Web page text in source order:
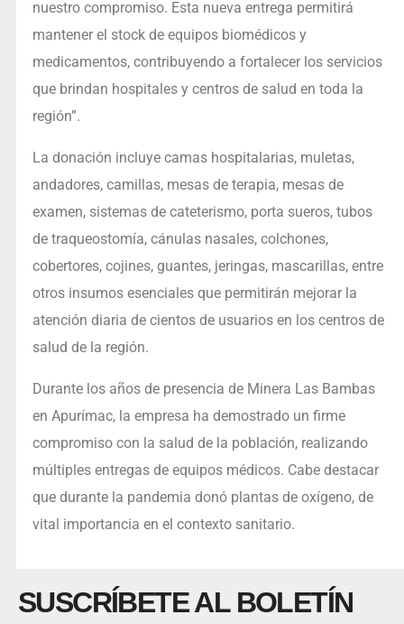
nuestro compromiso. Esta nueva entrega permitirá
mantener el stock de equipos biomédicos y
medicamentos, contribuyendo a fortalecer los servicios
que brindan hospitales y centros de salud en toda la
región”.
La donación incluye camas hospitalarias, muletas,
andadores, camillas, mesas de terapia, mesas de
examen, sistemas de cateterismo, porta sueros, tubos
de traqueostomía, cánulas nasales, colchones,
cobertores, cojines, guantes, jeringas, mascarillas, entre
otros insumos esenciales que permitirán mejorar la
atención diaria de cientos de usuarios en los centros de
salud de la región.
Durante los años de presencia de Minera Las Bambas
en Apurímac, la empresa ha demostrado un firme
compromiso con la salud de la población, realizando
múltiples entregas de equipos médicos. Cabe destacar
que durante la pandemia donó plantas de oxígeno, de
vital importancia en el contexto sanitario.
SUSCRÍBETE AL BOLETÍN